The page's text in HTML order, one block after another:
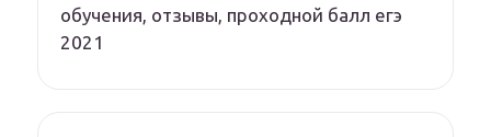
обучения, отзывы, проходной балл егэ
2021